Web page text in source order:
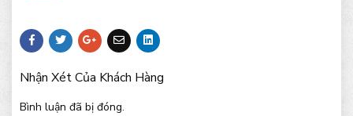
Nhận Xét Của Khách Hàng
Bình luận đã bị đóng.